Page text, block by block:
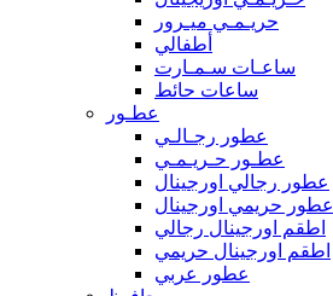
حريـمـي ميـرور
أطفالي
ساعـات سـمـارت
ساعات حائط
عطـور
عطور رجـالـي
عطـور حـريـمـي
عطور رجالي اورجينال
عطور حريمي اورجينال
اطقم اورجينال رجالي
اطقم اورجينال حريمي
عطور عربي